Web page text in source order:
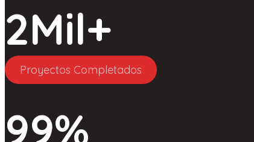
2Mil+
Proyectos Completados
99%